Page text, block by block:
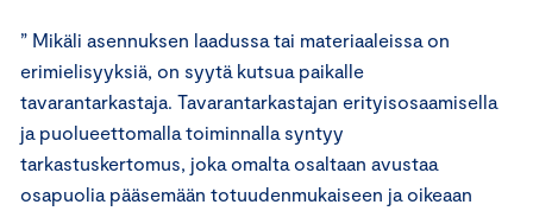
” Mikäli asennuksen laadussa tai materiaaleissa on
erimielisyyksiä, on syytä kutsua paikalle
tavarantarkastaja. Tavarantarkastajan erityisosaamisella
ja puolueettomalla toiminnalla syntyy
tarkastuskertomus, joka omalta osaltaan avustaa
osapuolia pääsemään totuudenmukaiseen ja oikeaan